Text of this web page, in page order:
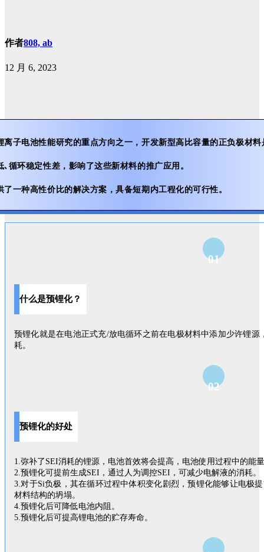
作者808, ab
12 月 6, 2023
离子电池性能研究的重点方向之一，开发新型高比容量的正负极材
循环稳定性差，影响了这些新材料的推广应用。
一种高性价比的解决方案，具备短期内工程化的可行性。
01
什么是预锂化？
预锂化就是在电池正式充/放电循环之前在电极材料中添加少许锂
耗。
02
预锂化的好处
1.弥补了SEI消耗的锂源，电池首效将会提高，电池使用过程中的能
2.预锂化可提前生成SEI，通过人为调控SEI，可减少电解液的消耗。
3.对于Si负极，其在循环过程中体积变化剧烈，预锂化能够让电极
材料结构的坍塌。
4.预锂化后可降低电池内阻。
5.预锂化后可提高锂电池的贮存寿命。